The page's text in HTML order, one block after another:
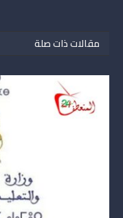
مقالات ذات صلة